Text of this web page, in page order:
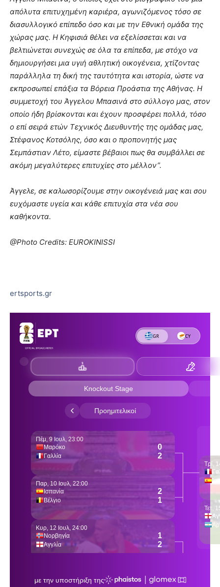
απόλυτα επιτυχημένη καριέρα, αγωνιζόμενος τόσο σε
διασυλλογικό επίπεδο όσο και με την Εθνική ομάδα της
χώρας μας. Η Κηφισιά θέλει να εξελίσσεται και να
βελτιώνεται συνεχώς σε όλα τα επίπεδα, με στόχο να
δημιουργήσει μια υγιή αθλητική οικογένεια, χτίζοντας
παράλληλα τη δική της ταυτότητα και ιστορία, ώστε να
εκπροσωπεί επάξια τα Βόρεια Προάστια της Αθήνας. Η
συμμετοχή του Άγγελου Μπασινά στο σύλλογο μας, στον
οποίο ήδη βρίσκονται και έχουν προσφέρει πολλά, τόσο
ο επί σειρά ετών Τεχνικός Διευθυντής της ομάδας μας,
Στέφανος Κοτσόλης, όσο και ο προπονητής μας
Σεμπάστιαν Λέτο, είμαστε βέβαιοι πως θα συμβάλλει σε
ακόμη μεγαλύτερες επιτυχίες στο μέλλον”.
Άγγελε, σε καλωσορίζουμε στην οικογένειά μας και σου
ευχόμαστε υγεία και κάθε επιτυχία στα νέα σου
καθήκοντα.
@Photo Credits: EUROKINISSI
ertsports.gr